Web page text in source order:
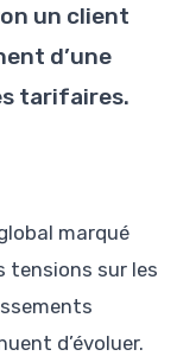
un client
d’une
tarifaires.
marqué
tensions sur les
d’évoluer.